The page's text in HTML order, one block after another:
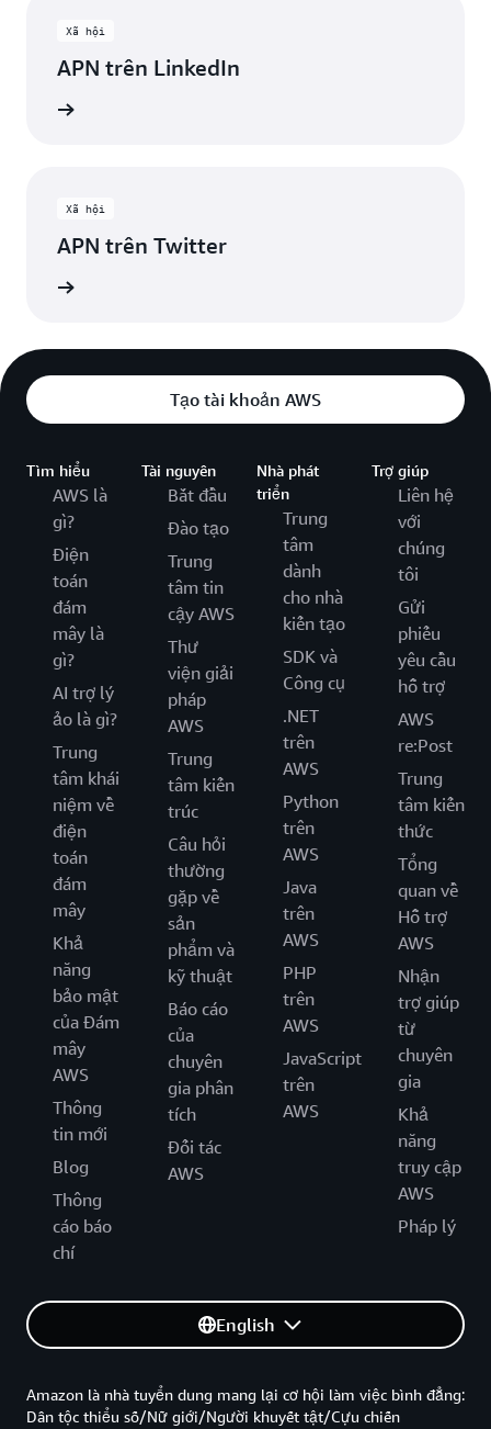
Xã hội
APN trên LinkedIn
Xã hội
APN trên Twitter
Tạo tài khoản AWS
Tìm hiểu
AWS là
gì?
Điện
toán
đám
mây là
gì?
AI trợ lý
ảo là gì?
Trung
tâm khái
niệm về
điện
toán
đám
mây
Khả
năng
bảo mật
của Đám
mây
AWS
Thông
tin mới
Blog
Thông
cáo báo
chí
Tài nguyên
Bắt đầu
Đào tạo
Trung
tâm tin
cậy AWS
Thư
viện giải
pháp
AWS
Trung
tâm kiến
trúc
Câu hỏi
thường
gặp về
sản
phẩm và
kỹ thuật
Báo cáo
của
chuyên
gia phân
tích
Đối tác
AWS
Nhà phát
triển
Trung
tâm
dành
cho nhà
kiến tạo
SDK và
Công cụ
.NET
trên
AWS
Python
trên
AWS
Java
trên
AWS
PHP
trên
AWS
JavaScript
trên
AWS
Trợ giúp
Liên hệ
với
chúng
tôi
Gửi
phiếu
yêu cầu
hỗ trợ
AWS
re:Post
Trung
tâm kiến
thức
Tổng
quan về
Hỗ trợ
AWS
Nhận
trợ giúp
từ
chuyên
gia
Khả
năng
truy cập
AWS
Pháp lý
English
Amazon là nhà tuyển dung mang lại cơ hội làm việc bình đẳng:
Dân tộc thiểu số/Nữ giới/Người khuyết tật/Cựu chiến